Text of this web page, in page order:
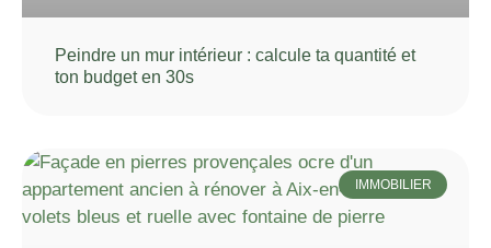
Peindre un mur intérieur : calcule ta quantité et
ton budget en 30s
IMMOBILIER